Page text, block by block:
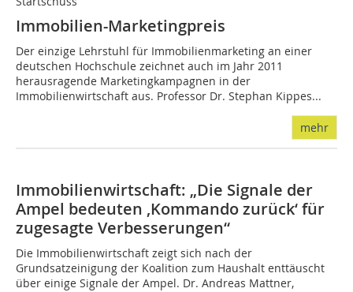
Immobilien-Marketingpreis
Der einzige Lehrstuhl für Immobilienmarketing an einer
deutschen Hochschule zeichnet auch im Jahr 2011
herausragende Marketingkampagnen in der
Immobilienwirtschaft aus. Professor Dr. Stephan Kippes...
mehr
Immobilienwirtschaft: „Die Signale der
Ampel bedeuten ,Kommando zurück‘ für
zugesagte Verbesserungen“
Die Immobilienwirtschaft zeigt sich nach der
Grundsatzeinigung der Koalition zum Haushalt enttäuscht
über einige Signale der Ampel. Dr. Andreas Mattner,